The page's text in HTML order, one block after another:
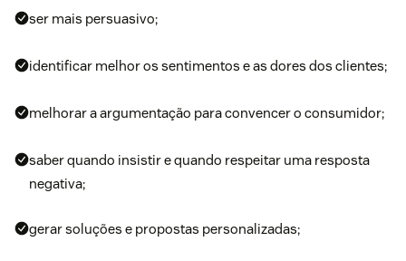
ser mais persuasivo;
identificar melhor os sentimentos e as dores dos clientes;
melhorar a argumentação para convencer o consumidor;
saber quando insistir e quando respeitar uma resposta
negativa;
gerar soluções e propostas personalizadas;